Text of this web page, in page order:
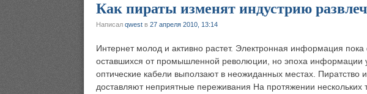
Как пираты изменят индустрию
Написал qwest в 27 апреля 2010, 13:14
Интернет молод и активно растет. Электронная информация
оставшихся от промышленной революции, но эпоха информации
оптические кабели выползают в неожиданных местах. Пиратство
доставляют неприятные переживания На протяжении нескольких